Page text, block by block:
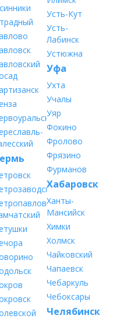
Усть-Кут
Усть-
Лабинск
Устюжна
Уфа
Ухта
Учалы
Уяр
Фокино
Фролово
Фрязино
Фурманов
Хабаровск
Ханты-
Мансийск
Химки
Холмск
Чайковский
Чапаевск
Чебаркуль
Чебоксары
Челябинск